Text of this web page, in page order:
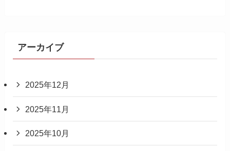
アーカイブ
2025年12月
2025年11月
2025年10月